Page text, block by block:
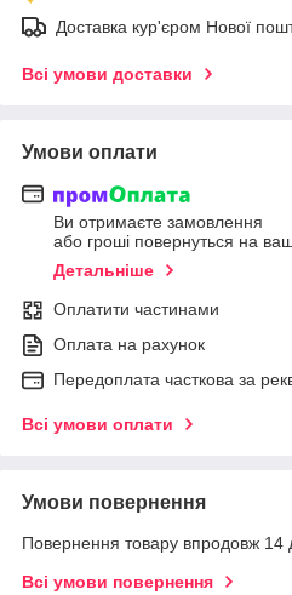
Доставка кур'єром Нової
Всі умови доставки
Умови оплати
Ви отримаєте замовлення
або гроші повернуться на
Детальніше
Оплатити частинами
Оплата на рахунок
Передоплата часткова за
Всі умови оплати
Умови повернення
Повернення товару впродовж 14
Всі умови повернення